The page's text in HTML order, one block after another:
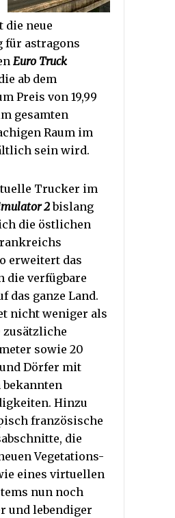
die neue
für astragons
Euro Truck
ab dem
Preis von 19,99
gesamten
Raum im
sein wird.
Trucker im
2bislang
die östlichen
erweitert das
die verfügbare
das ganze Land.
nicht weniger als
zusätzliche
sowie 20
und Dörfer mit
Hinzu
französische
die
Vegetations-
eines virtuellen
nun noch
und lebendiger